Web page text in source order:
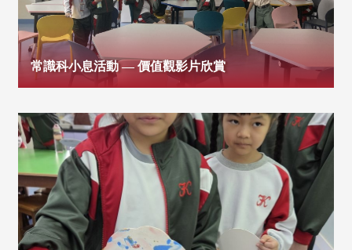
常識科小息活動 — 價值觀影片欣賞